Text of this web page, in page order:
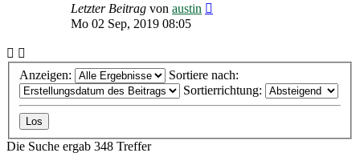
Letzter Beitrag von austin
Mo 02 Sep, 2019 08:05
Anzeigen:
Sortiere nach:
Sortierrichtung:
Die Suche ergab 348 Treffer